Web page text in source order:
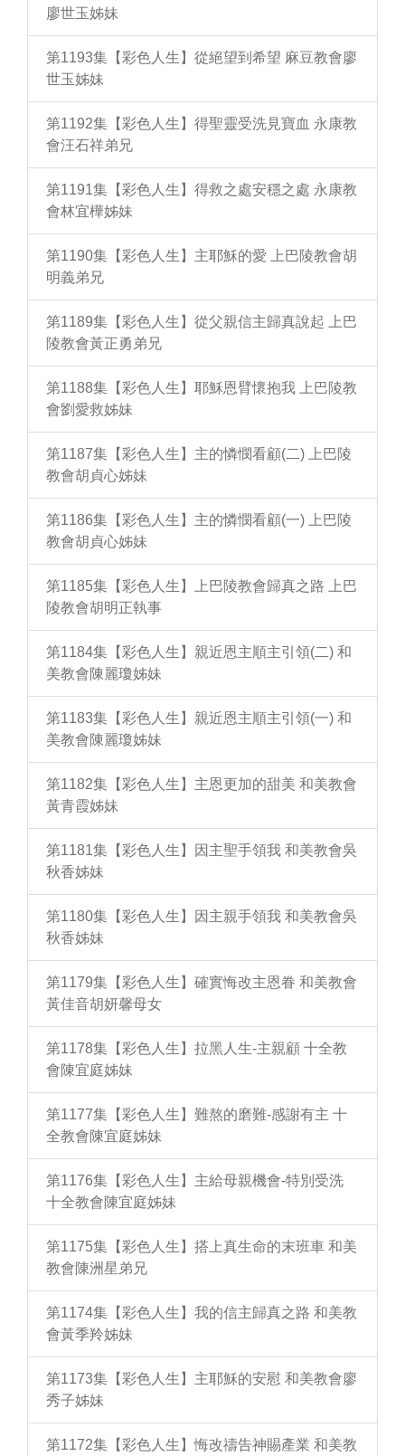
廖世玉姊妹
第1193集【彩色人生】從絕望到希望 麻豆教會廖
世玉姊妹
第1192集【彩色人生】得聖靈受洗見寶血 永康教
會汪石祥弟兄
第1191集【彩色人生】得救之處安穩之處 永康教
會林宜樺姊妹
第1190集【彩色人生】主耶穌的愛 上巴陵教會胡
明義弟兄
第1189集【彩色人生】從父親信主歸真說起 上巴
陵教會黃正勇弟兄
第1188集【彩色人生】耶穌恩臂懷抱我 上巴陵教
會劉愛救姊妹
第1187集【彩色人生】主的憐憫看顧(二) 上巴陵
教會胡貞心姊妹
第1186集【彩色人生】主的憐憫看顧(一) 上巴陵
教會胡貞心姊妹
第1185集【彩色人生】上巴陵教會歸真之路 上巴
陵教會胡明正執事
第1184集【彩色人生】親近恩主順主引領(二) 和
美教會陳麗瓊姊妹
第1183集【彩色人生】親近恩主順主引領(一) 和
美教會陳麗瓊姊妹
第1182集【彩色人生】主恩更加的甜美 和美教會
黃青霞姊妹
第1181集【彩色人生】因主聖手領我 和美教會吳
秋香姊妹
第1180集【彩色人生】因主親手領我 和美教會吳
秋香姊妹
第1179集【彩色人生】確實悔改主恩眷 和美教會
黃佳音胡妍馨母女
第1178集【彩色人生】拉黑人生-主親顧 十全教
會陳宜庭姊妹
第1177集【彩色人生】難熬的磨難-感謝有主 十
全教會陳宜庭姊妹
第1176集【彩色人生】主給母親機會-特別受洗
十全教會陳宜庭姊妹
第1175集【彩色人生】搭上真生命的末班車 和美
教會陳洲星弟兄
第1174集【彩色人生】我的信主歸真之路 和美教
會黃季羚姊妹
第1173集【彩色人生】主耶穌的安慰 和美教會廖
秀子姊妹
第1172集【彩色人生】悔改禱告神賜產業 和美教